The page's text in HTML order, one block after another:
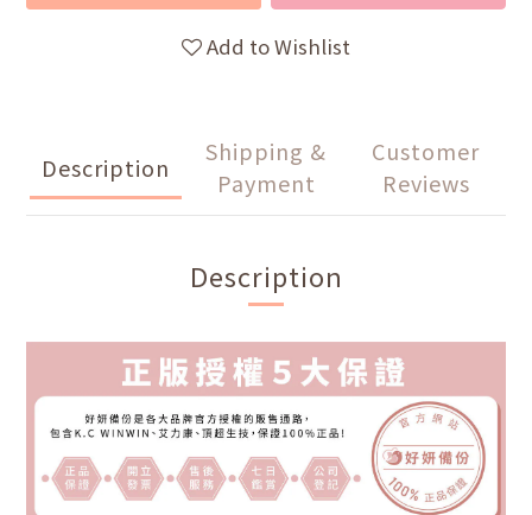
Add to Wishlist
Description
Shipping &
Payment
Customer
Reviews
Description